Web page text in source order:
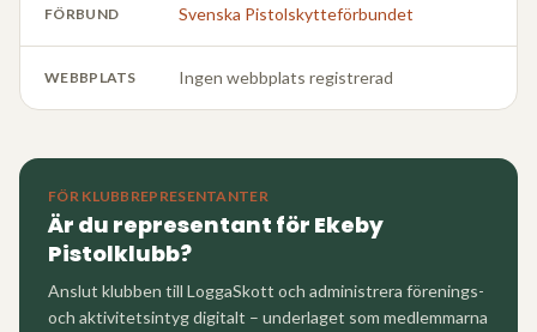
FÖRBUND Svenska Pistolskytteförbundet
WEBBPLATS Ingen webbplats registrerad
FÖR KLUBBREPRESENTANTER
Är du representant för Ekeby
Pistolklubb?
Anslut klubben till LoggaSkott och administrera förenings-
och aktivitetsintyg digitalt – underlaget som medlemmarna